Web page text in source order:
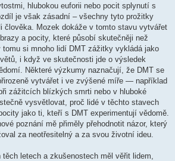
hlubokou euforii nebo pocit splynutí s
je však zásadní – všechny tyto prožitky
člověka. Mozek dokáže v tomto stavu vytvářet
a pocity, které působí skutečněji než
si mnoho lidí DMT zážitky vykládá jako
i když ve skutečnosti jde o výsledek
Některé výzkumy naznačují, že DMT se
vytvářet i ve zvýšené míře — například
zážitcích blízkých smrti nebo v hluboké
vysvětlovat, proč lidé v těchto stavech
jako ti, kteří s DMT experimentují vědomě.
poznání mě přiměly přehodnotit názor, který
za neotřesitelný a za svou životní ideu.
letech a zkušenostech měl věřit lidem,